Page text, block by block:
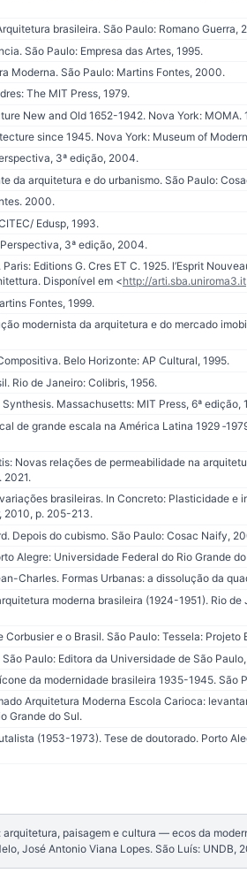
brasileira. São Paulo: Romano Guerra,
São Paulo: Empresa das Artes, 1995.
Moderna. São Paulo: Martins Fontes, 2000.
The MIT Press, 1979.
New and Old 1652-1942. Nova York: MOMA.
since 1945. Nova York: Museum of
3ª edição, 2004.
da arquitetura e do urbanismo. São Paulo:
2000.
Edusp, 1993.
3ª edição, 2004.
Editions G. Cres ET C. 1925. l’Esprit
Disponível em <http://arti.sba.uniroma3.it
Fontes, 1999.
modernista da arquitetura e do mercado
Belo Horizonte: AP Cultural, 1995.
Rio de Janeiro: Colibris, 1956.
Massachusetts: MIT Press, 6ª edição,
de grande escala na América Latina 1929
Novas relações de permeabilidade na
2021.
brasileiras. In Concreto: Plasticidade
2010, p. 205-213.
Depois do cubismo. São Paulo: Cosac Naify,
Alegre: Universidade Federal do Rio Grande
Charles. Formas Urbanas: a dissolução da
moderna brasileira (1924-1951). Rio
Corbusier e o Brasil. São Paulo: Tessela: Projeto
Paulo: Editora da Universidade de São
da modernidade brasileira 1935-1945. São
Arquitetura Moderna Escola Carioca:
Grande do Sul.
(1953-1973). Tese de doutorado. Porto
arquitetura, paisagem e cultura — ecos da
José Antonio Viana Lopes. São Luís: